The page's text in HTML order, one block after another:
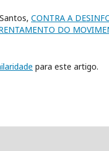
CONTRA A
DO
para este artigo.